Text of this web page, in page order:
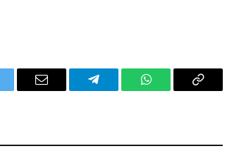
Email Telegram WhatsAppCopy